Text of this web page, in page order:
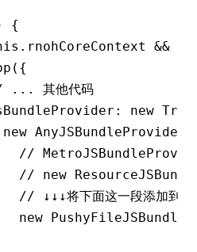
{
.rnohCoreContext &&
({
... 其他代码
: new
new
AnyJSBundleProvider
//
// new
// ↓↓↓将下面这一段添加到
new